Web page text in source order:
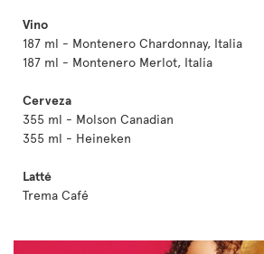
Vino
187 ml - Montenero Chardonnay, Italia
187 ml - Montenero Merlot, Italia
Cerveza
355 ml - Molson Canadian
355 ml - Heineken
Latté
Trema Café